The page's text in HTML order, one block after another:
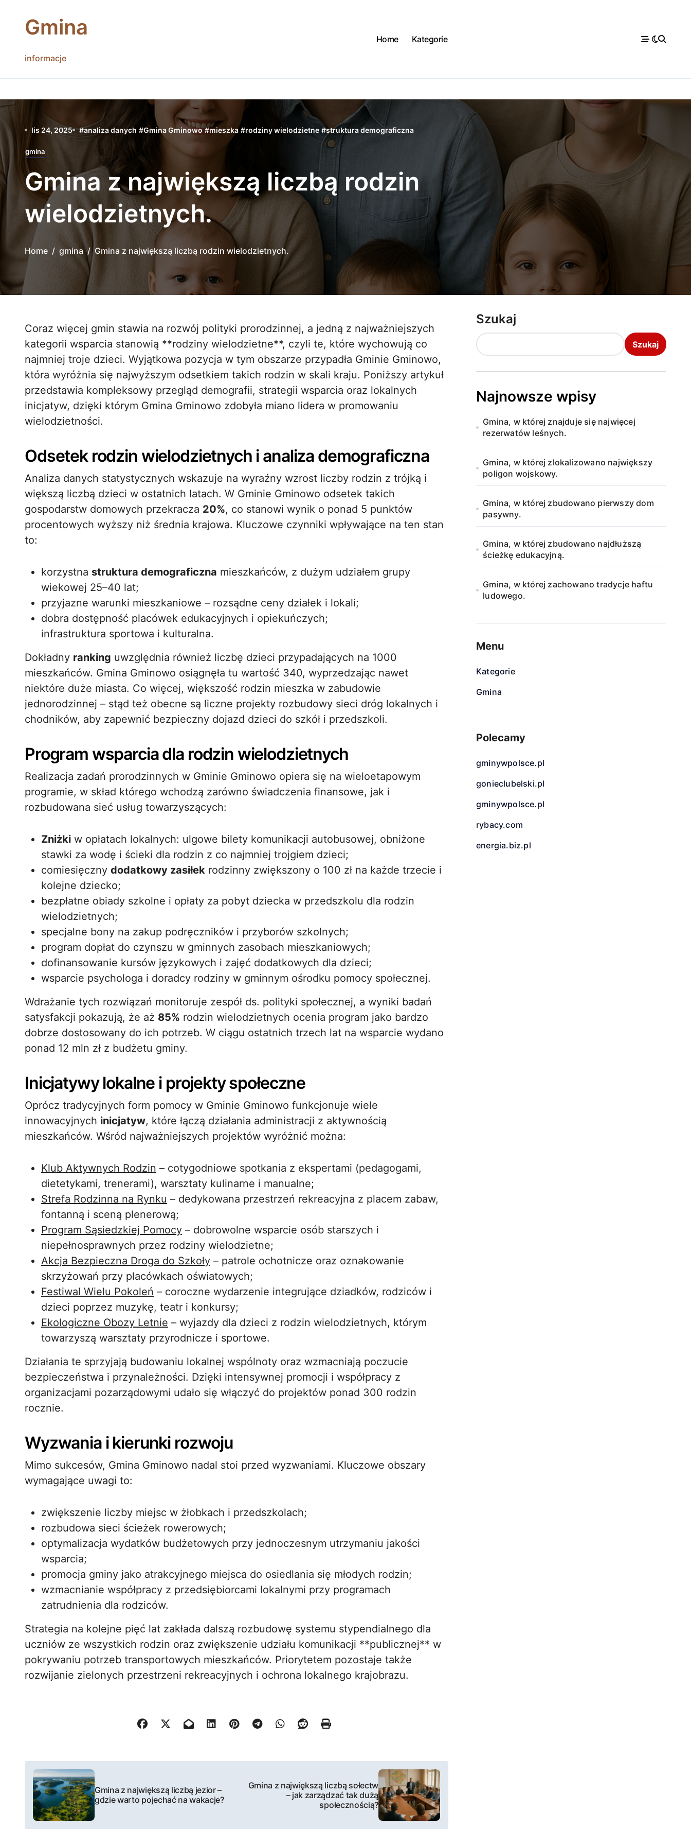
contentGmina
informacje
Home Kategorie
lis 24, 2025 #analiza danych #Gmina Gminowo #mieszka #rodziny wielodzietne #struktura demograficzna
gmina
Gmina z największą liczbą rodzin
wielodzietnych.
Home gmina Gmina z największą liczbą rodzin wielodzietnych.
Coraz więcej gmin stawia na rozwój polityki prorodzinnej, a jedną z najważniejszych
kategorii wsparcia stanowią **rodziny wielodzietne**, czyli te, które wychowują co
najmniej troje dzieci. Wyjątkowa pozycja w tym obszarze przypadła Gminie Gminowo,
która wyróżnia się najwyższym odsetkiem takich rodzin w skali kraju. Poniższy artykuł
przedstawia kompleksowy przegląd demografii, strategii wsparcia oraz lokalnych
inicjatyw, dzięki którym Gmina Gminowo zdobyła miano lidera w promowaniu
wielodzietności.
Odsetek rodzin wielodzietnych i analiza demograficzna
Analiza danych statystycznych wskazuje na wyraźny wzrost liczby rodzin z trójką i
większą liczbą dzieci w ostatnich latach. W Gminie Gminowo odsetek takich
gospodarstw domowych przekracza 20%, co stanowi wynik o ponad 5 punktów
procentowych wyższy niż średnia krajowa. Kluczowe czynniki wpływające na ten stan
to:
korzystna struktura demograficzna mieszkańców, z dużym udziałem grupy
wiekowej 25–40 lat;
przyjazne warunki mieszkaniowe – rozsądne ceny działek i lokali;
dobra dostępność placówek edukacyjnych i opiekuńczych;
infrastruktura sportowa i kulturalna.
Dokładny ranking uwzględnia również liczbę dzieci przypadających na 1000
mieszkańców. Gmina Gminowo osiągnęła tu wartość 340, wyprzedzając nawet
niektóre duże miasta. Co więcej, większość rodzin mieszka w zabudowie
jednorodzinnej – stąd też obecne są liczne projekty rozbudowy sieci dróg lokalnych i
chodników, aby zapewnić bezpieczny dojazd dzieci do szkół i przedszkoli.
Program wsparcia dla rodzin wielodzietnych
Realizacja zadań prorodzinnych w Gminie Gminowo opiera się na wieloetapowym
programie, w skład którego wchodzą zarówno świadczenia finansowe, jak i
rozbudowana sieć usług towarzyszących:
Zniżki w opłatach lokalnych: ulgowe bilety komunikacji autobusowej, obniżone
stawki za wodę i ścieki dla rodzin z co najmniej trojgiem dzieci;
comiesięczny dodatkowy zasiłek rodzinny zwiększony o 100 zł na każde trzecie i
kolejne dziecko;
bezpłatne obiady szkolne i opłaty za pobyt dziecka w przedszkolu dla rodzin
wielodzietnych;
specjalne bony na zakup podręczników i przyborów szkolnych;
program dopłat do czynszu w gminnych zasobach mieszkaniowych;
dofinansowanie kursów językowych i zajęć dodatkowych dla dzieci;
wsparcie psychologa i doradcy rodziny w gminnym ośrodku pomocy społecznej.
Wdrażanie tych rozwiązań monitoruje zespół ds. polityki społecznej, a wyniki badań
satysfakcji pokazują, że aż 85% rodzin wielodzietnych ocenia program jako bardzo
dobrze dostosowany do ich potrzeb. W ciągu ostatnich trzech lat na wsparcie wydano
ponad 12 mln zł z budżetu gminy.
Inicjatywy lokalne i projekty społeczne
Oprócz tradycyjnych form pomocy w Gminie Gminowo funkcjonuje wiele
innowacyjnych inicjatyw, które łączą działania administracji z aktywnością
mieszkańców. Wśród najważniejszych projektów wyróżnić można:
Klub Aktywnych Rodzin – cotygodniowe spotkania z ekspertami (pedagogami,
dietetykami, trenerami), warsztaty kulinarne i manualne;
Strefa Rodzinna na Rynku – dedykowana przestrzeń rekreacyjna z placem zabaw,
fontanną i sceną plenerową;
Program Sąsiedzkiej Pomocy – dobrowolne wsparcie osób starszych i
niepełnosprawnych przez rodziny wielodzietne;
Akcja Bezpieczna Droga do Szkoły – patrole ochotnicze oraz oznakowanie
skrzyżowań przy placówkach oświatowych;
Festiwal Wielu Pokoleń – coroczne wydarzenie integrujące dziadków, rodziców i
dzieci poprzez muzykę, teatr i konkursy;
Ekologiczne Obozy Letnie – wyjazdy dla dzieci z rodzin wielodzietnych, którym
towarzyszą warsztaty przyrodnicze i sportowe.
Działania te sprzyjają budowaniu lokalnej wspólnoty oraz wzmacniają poczucie
bezpieczeństwa i przynależności. Dzięki intensywnej promocji i współpracy z
organizacjami pozarządowymi udało się włączyć do projektów ponad 300 rodzin
rocznie.
Wyzwania i kierunki rozwoju
Mimo sukcesów, Gmina Gminowo nadal stoi przed wyzwaniami. Kluczowe obszary
wymagające uwagi to:
zwiększenie liczby miejsc w żłobkach i przedszkolach;
rozbudowa sieci ścieżek rowerowych;
optymalizacja wydatków budżetowych przy jednoczesnym utrzymaniu jakości
wsparcia;
promocja gminy jako atrakcyjnego miejsca do osiedlania się młodych rodzin;
wzmacnianie współpracy z przedsiębiorcami lokalnymi przy programach
zatrudnienia dla rodziców.
Strategia na kolejne pięć lat zakłada dalszą rozbudowę systemu stypendialnego dla
uczniów ze wszystkich rodzin oraz zwiększenie udziału komunikacji **publicznej** w
pokrywaniu potrzeb transportowych mieszkańców. Priorytetem pozostaje także
rozwijanie zielonych przestrzeni rekreacyjnych i ochrona lokalnego krajobrazu.
N
w
i
Gmina z największą liczbą jezior –
gdzie warto pojechać na wakacje?
Gmina z największą liczbą sołectw
– jak zarządzać tak dużą
społecznością?
Szukaj
Szukaj
Najnowsze wpisy
Gmina, w której znajduje się najwięcej
rezerwatów leśnych.
Gmina, w której zlokalizowano największy
poligon wojskowy.
Gmina, w której zbudowano pierwszy dom
pasywny.
Gmina, w której zbudowano najdłuższą
ścieżkę edukacyjną.
Gmina, w której zachowano tradycje haftu
ludowego.
Menu
Kategorie
Gmina
Polecamy
gminywpolsce.pl
gonieclubelski.pl
gminywpolsce.pl
rybacy.com
energia.biz.pl